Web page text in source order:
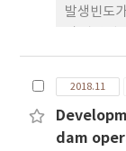
해(W33)
발생빈도
가뭄은 용
최근 우리
와 발생빈
안정적인
한 시점이
2018.11
dam